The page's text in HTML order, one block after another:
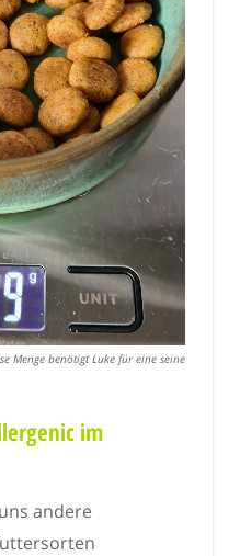
Menge benötigt Luke für eine seiner
im
andere